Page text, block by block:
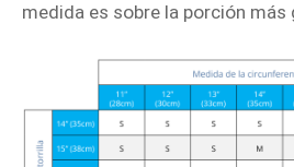
medida es sobre la porción más